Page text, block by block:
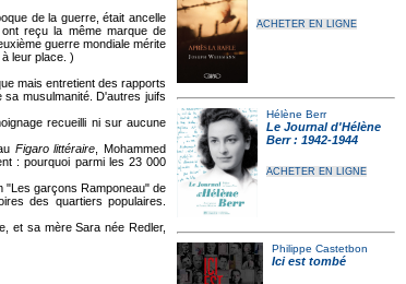
ACHETER EN LIGNE
Hélène Berr
Le Journal d'Hélène
Berr : 1942-1944
ACHETER EN LIGNE
Philippe Castetbon
Ici est tombé
de la guerre, était ancelle
reçu la même marque de
guerre mondiale mérite
leur place. )
mais entretient des rapports
musulmanité. D'autres juifs
recueilli ni sur aucune
Figaro littéraire , Mohammed
: pourquoi parmi les 23 000
"Les garçons Ramponeau" de
des quartiers populaires.
et sa mère Sara née Redler,